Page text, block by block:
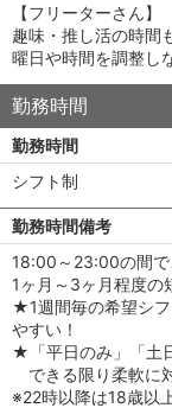
【フリーターさん】
趣味・推し活の時間
曜日や時間を調整し
勤務時間
勤務時間
シフト制
勤務時間備考
18:00～23:00の間で
1ヶ月～3ヶ月程度の
★1週間毎の希望シ
やすい！
★「平日のみ」「土
できる限り柔軟に
※22時以降は18歳以